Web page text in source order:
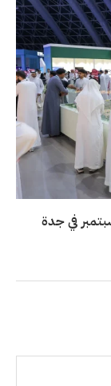
في جدة